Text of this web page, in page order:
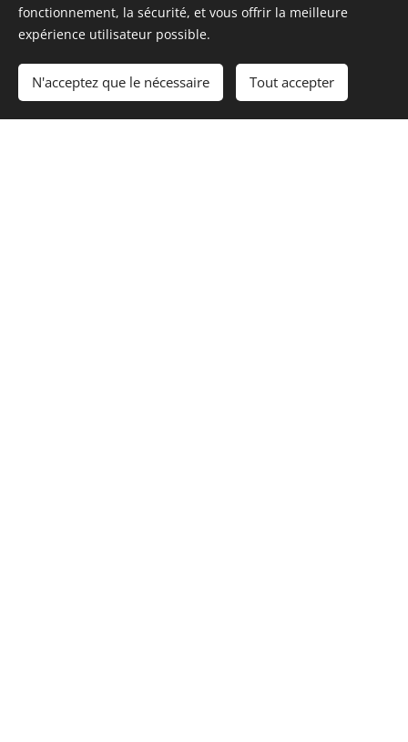
Créez votre site web gratuitement ! Commencer
fonctionnement, la sécurité, et vous offrir la meilleure
expérience utilisateur possible.
N'acceptez que le nécessaire Tout accepter